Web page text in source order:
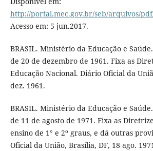
http://portal.mec.gov.br/seb/arquivos/
Acesso em: 5 jun.2017.
BRASIL. Ministério da Educação e
de 20 de dezembro de 1961. Fixa as
Educação Nacional. Diário Oficial da
dez. 1961.
BRASIL. Ministério da Educação e
de 11 de agosto de 1971. Fixa as
ensino de 1° e 2º graus, e dá outras
Oficial da União, Brasília, DF, 18 ago.